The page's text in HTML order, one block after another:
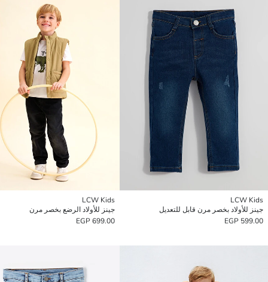
LCW Kids
جينز للأولاد بخصر مرن قابل للتعديل
599.00 EGP
LCW Kids
جينز للأولاد الرضع بخصر مرن
699.00 EGP